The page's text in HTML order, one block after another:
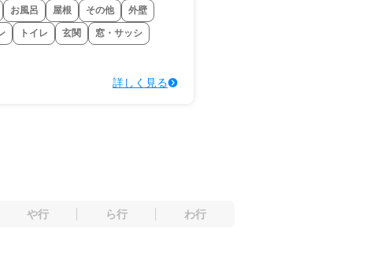
お風呂 屋根 その他 外壁
トイレ 玄関 窓・サッシ
詳しく見る
や行 ら行 わ行